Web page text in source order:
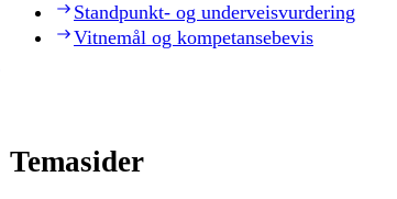
Standpunkt- og underveisvurdering
Vitnemål og kompetansebevis
Temasider